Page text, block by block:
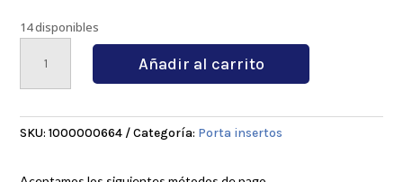
14 disponibles
SER1616H22-
cantidad
Añadir al carrito
SKU:1000000664 Categoría: Porta insertos